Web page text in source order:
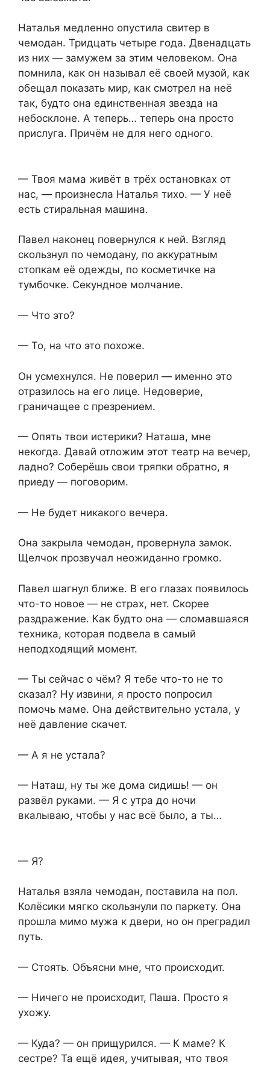
Наталья медленно опустила свитер в
чемодан. Тридцать четыре года. Двенадцать
из них — замужем за этим человеком. Она
помнила, как он называл её своей музой, как
обещал показать мир, как смотрел на неё
так, будто она единственная звезда на
небосклоне. А теперь… теперь она просто
прислуга. Причём не для него одного.
— Твоя мама живёт в трёх остановках от
нас, — произнесла Наталья тихо. — У неё
есть стиральная машина.
Павел наконец повернулся к ней. Взгляд
скользнул по чемодану, по аккуратным
стопкам её одежды, по косметичке на
тумбочке. Секундное молчание.
— Что это?
— То, на что это похоже.
Он усмехнулся. Не поверил — именно это
отразилось на его лице. Недоверие,
граничащее с презрением.
— Опять твои истерики? Наташа, мне
некогда. Давай отложим этот театр на вечер,
ладно? Соберёшь свои тряпки обратно, я
приеду — поговорим.
— Не будет никакого вечера.
Она закрыла чемодан, провернула замок.
Щелчок прозвучал неожиданно громко.
Павел шагнул ближе. В его глазах появилось
что-то новое — не страх, нет. Скорее
раздражение. Как будто она — сломавшаяся
техника, которая подвела в самый
неподходящий момент.
— Ты сейчас о чём? Я тебе что-то не то
сказал? Ну извини, я просто попросил
помочь маме. Она действительно устала, у
неё давление скачет.
— А я не устала?
— Наташ, ну ты же дома сидишь! — он
развёл руками. — Я с утра до ночи
вкалываю, чтобы у нас всё было, а ты…
— Я?
Наталья взяла чемодан, поставила на пол.
Колёсики мягко скользнули по паркету. Она
прошла мимо мужа к двери, но он преградил
путь.
— Стоять. Объясни мне, что происходит.
— Ничего не происходит, Паша. Просто я
ухожу.
— Куда? — он прищурился. — К маме? К
сестре? Та ещё идея, учитывая, что твоя